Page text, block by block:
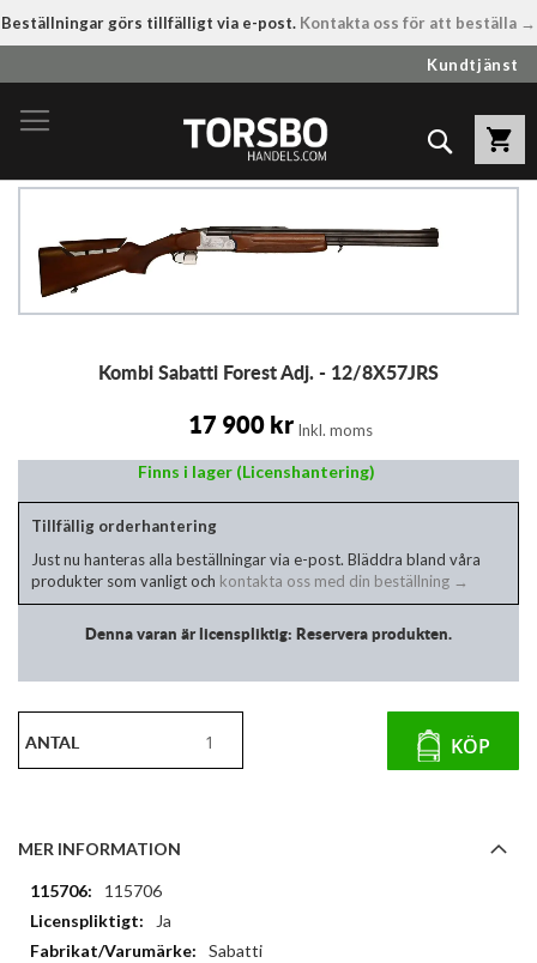
Beställningar görs tillfälligt via e-post. Kontakta oss för att beställa →
till
innehållet
Kundtjänst
Sök
bildgalleriet
Kombi Sabatti Forest Adj. - 12/8X57JRS
17 900 kr Inkl. moms
Finns i lager (Licenshantering)
Tillfällig orderhantering
Just nu hanteras alla beställningar via e-post. Bläddra bland våra
produkter som vanligt och kontakta oss med din beställning →
Denna varan är licenspliktig: Reservera produkten.
ANTAL KÖP
MER INFORMATION
Mer
information
115706
Ja
Sabatti